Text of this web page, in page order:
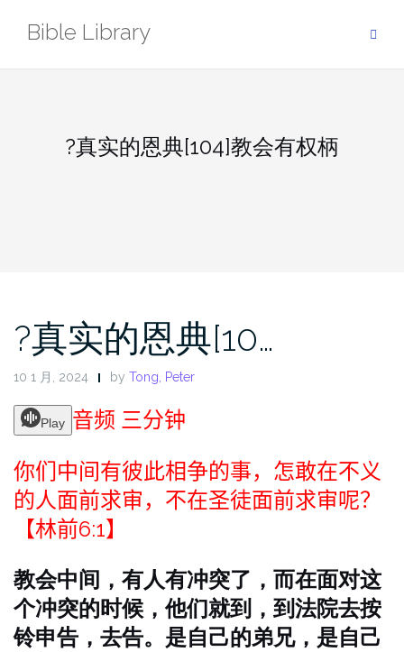
Bible Library
?真实的恩典[104]教会有权柄
?真实的恩典[10…
10 1 月, 2024 by Tong, Peter
Play 音频 三分钟
你们中间有彼此相争的事，怎敢在不义
的人面前求审，不在圣徒面前求审呢？
【林前6:1】
教会中间，有人有冲突了，而在面对这
个冲突的时候，他们就到，到法院去按
铃申告，去告。是自己的弟兄，是自己